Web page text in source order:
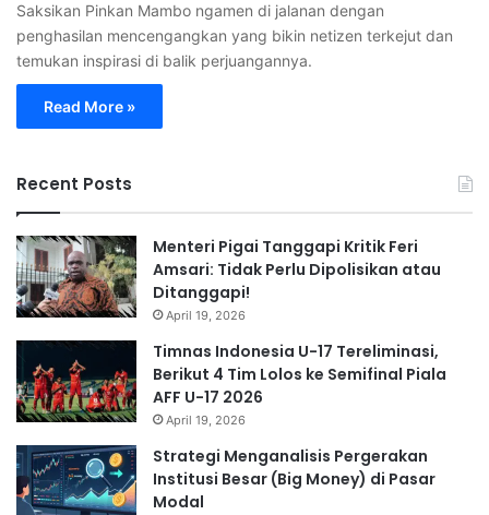
Saksikan Pinkan Mambo ngamen di jalanan dengan
penghasilan mencengangkan yang bikin netizen terkejut dan
temukan inspirasi di balik perjuangannya.
Read More »
Recent Posts
Menteri Pigai Tanggapi Kritik Feri
Amsari: Tidak Perlu Dipolisikan atau
Ditanggapi!
April 19, 2026
Timnas Indonesia U-17 Tereliminasi,
Berikut 4 Tim Lolos ke Semifinal Piala
AFF U-17 2026
April 19, 2026
Strategi Menganalisis Pergerakan
Institusi Besar (Big Money) di Pasar
Modal